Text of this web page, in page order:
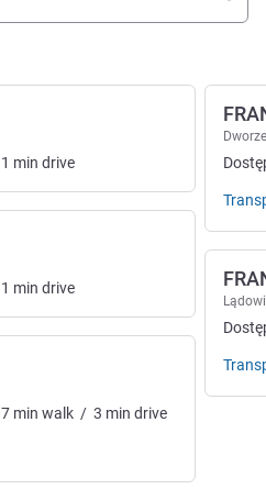
1 min drive
1 min drive
7 min walk / 3 min drive